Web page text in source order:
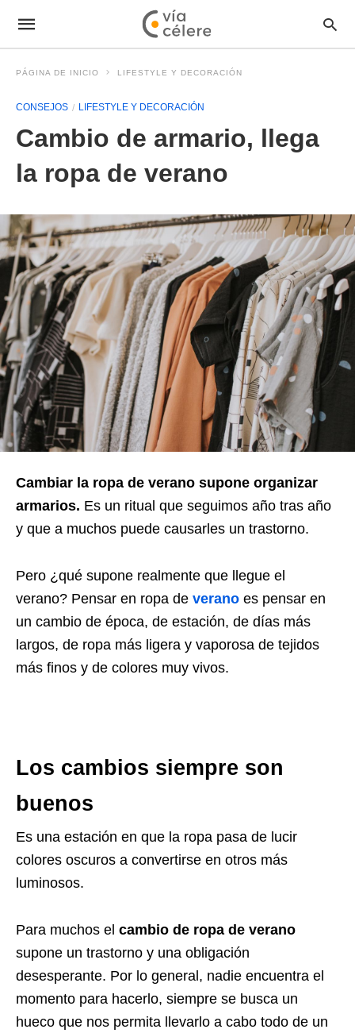
PÁGINA DE INICIO LIFESTYLE Y DECORACIÓN
CONSEJOS LIFESTYLE Y DECORACIÓN
Cambio de armario, llega
la ropa de verano
Cambiar la ropa de verano supone organizar
armarios. Es un ritual que seguimos año tras año
y que a muchos puede causarles un trastorno.
Pero ¿qué supone realmente que llegue el
verano? Pensar en ropa de verano es pensar en
un cambio de época, de estación, de días más
largos, de ropa más ligera y vaporosa de tejidos
más finos y de colores muy vivos.
Los cambios siempre son
buenos
Es una estación en que la ropa pasa de lucir
colores oscuros a convertirse en otros más
luminosos.
Para muchos el cambio de ropa de verano
supone un trastorno y una obligación
desesperante. Por lo general, nadie encuentra el
momento para hacerlo, siempre se busca un
hueco que nos permita llevarlo a cabo todo de un